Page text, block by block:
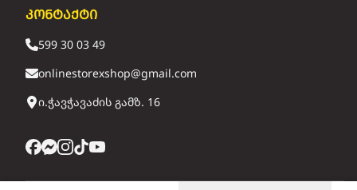
კონტაქტი
599 30 03 49
onlinestorexshop@gmail.com
ი.ჭავჭავაძის გამზ. 16